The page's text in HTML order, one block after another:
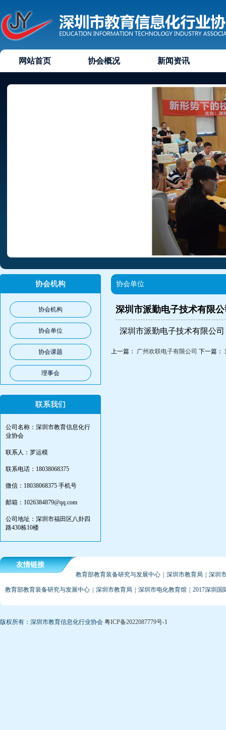
网站首页 协会概况 新闻资讯
协会机构
协会机构
协会单位
协会课题
理事会
联系我们
公司名称：深圳市教育信息化行
业协会
联系人：罗运模
联系电话：18038068375
微信：18038068375 手机号
邮箱：1026384879@qq.com
公司地址：深圳市福田区八卦四
路430栋10楼
协会单位
深圳市派勤电子技术有限
深圳市派勤电子技术有限公司
上一篇： 广州欢联电子有限公司 下一篇：
友情链接
教育部教育装备研究与发展中心 深圳市教育局 深圳
教育部教育装备研究与发展中心 深圳市教育局 深圳市电化教育馆 2017深圳国
版权所有：深圳市教育信息化行业协会 粤ICP备2022087779号-1